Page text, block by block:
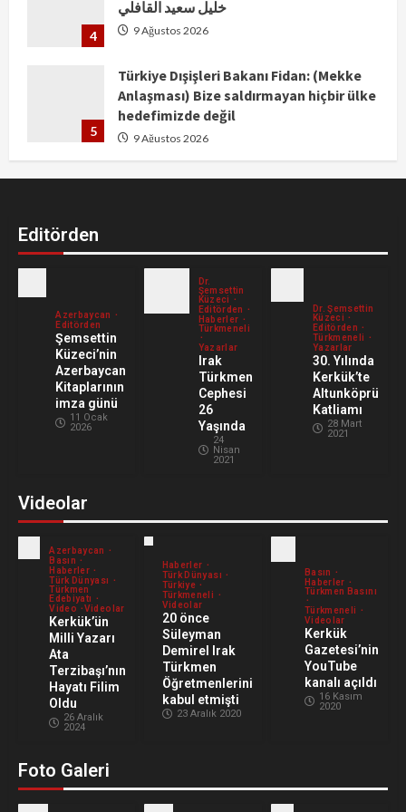
4
خليل سعيد القافلي
9 Ağustos 2026
5
Türkiye Dışişleri Bakanı Fidan: (Mekke
Anlaşması) Bize saldırmayan hiçbir ülke
hedefimizde değil
9 Ağustos 2026
Pazar’dan Pazar’a Gülhan Gürbüz’den
2
9 Ağustos 2026
3
Arzu Hüseyn’den Başlıksız Şiir
9 Ağustos 2026
النخلة التي لم تنحن سيرة الدكتور إبراهيم
Editörden
Azerbaycan
Editörden
Şemsettin
Küzeci’nin
Azerbaycan
Kitaplarının
imza günü
11 Ocak
2026
Dr.
Şemsettin
Küzeci
Editörden
Haberler
Türkmeneli
Yazarlar
Irak
Türkmen
Cephesi
26
Yaşında
24
Nisan
2021
Dr. Şemsettin
Küzeci
Editörden
Türkmeneli
Yazarlar
30. Yılında
Kerkük’te
Altunköprü
Katliamı
28 Mart
2021
Videolar
Azerbaycan
Basın
Haberler
Türk Dünyası
Türkmen
Edebiyatı
Video
Videolar
Kerkük’ün
Milli Yazarı
Ata
Terzibaşı’nın
Hayatı Filim
Oldu
26 Aralık
2024
Haberler
Türk Dünyası
Türkiye
Türkmeneli
Videolar
20 önce
Süleyman
Demirel Irak
Türkmen
Öğretmenlerini
kabul etmişti
23 Aralık 2020
Basın
Haberler
Türkmen Basını
Türkmeneli
Videolar
Kerkük
Gazetesi’nin
YouTube
kanalı açıldı
16 Kasım
2020
Foto Galeri